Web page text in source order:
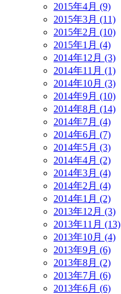
2015年4月 (9)
2015年3月 (11)
2015年2月 (10)
2015年1月 (4)
2014年12月 (3)
2014年11月 (1)
2014年10月 (3)
2014年9月 (10)
2014年8月 (14)
2014年7月 (4)
2014年6月 (7)
2014年5月 (3)
2014年4月 (2)
2014年3月 (4)
2014年2月 (4)
2014年1月 (2)
2013年12月 (3)
2013年11月 (13)
2013年10月 (4)
2013年9月 (6)
2013年8月 (2)
2013年7月 (6)
2013年6月 (6)